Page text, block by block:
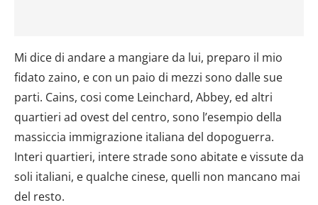
Mi dice di andare a mangiare da lui, preparo il mio
fidato zaino, e con un paio di mezzi sono dalle sue
parti. Cains, cosi come Leinchard, Abbey, ed altri
quartieri ad ovest del centro, sono l’esempio della
massiccia immigrazione italiana del dopoguerra.
Interi quartieri, intere strade sono abitate e vissute da
soli italiani, e qualche cinese, quelli non mancano mai
del resto.